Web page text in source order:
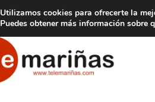
Aviso legal Tarifas de publicidad
Telemariñas
Utilizamos cookies para ofrecerte la
Puedes obtener más información sobre